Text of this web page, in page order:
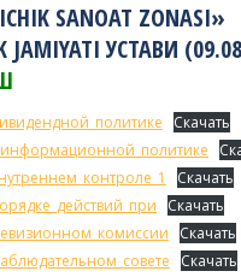
SANOAT ZONASI»
JAMIYATI УСТАВИ
Скачать
Скачать
Скачать
Скачать
Скачать